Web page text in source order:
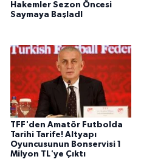
Hakemler Sezon Öncesi
Saymaya BaşladI
TFF'den Amatör Futbolda
Tarihi Tarife! Altyapı
Oyuncusunun Bonservisi 1
Milyon TL'ye Çıktı